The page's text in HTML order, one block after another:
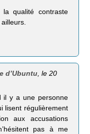
qualité contraste
d’Ubuntu, le 20
il y a une personne
lisent régulièrement
aux accusations
pas à me